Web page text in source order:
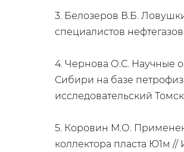
3. Белозеров В.Б.
специалистов
4. Чернова О.С. Научные
Сибири на базе
исследовательский
5. Коровин М.О.
коллектора пласта Ю1м //